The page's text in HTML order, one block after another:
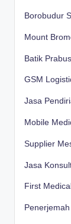
Borobudur
Mount
Batik
GSM
Jasa
Mobile
Supplier
Jasa
First Medical